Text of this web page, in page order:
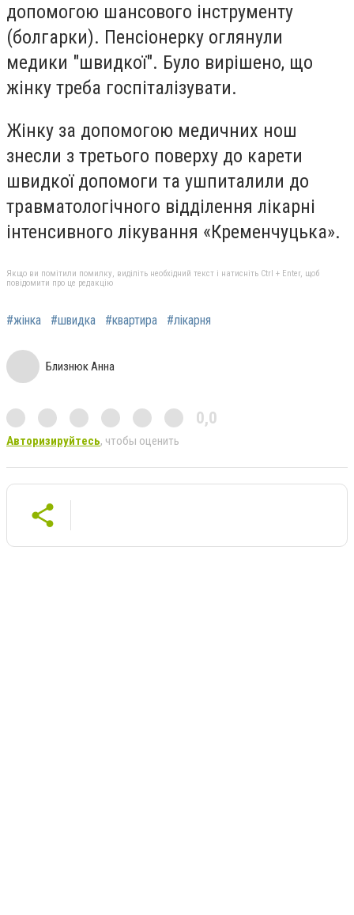
допомогою шансового інструменту
(болгарки). Пенсіонерку оглянули
медики "швидкої". Було вирішено, що
жінку треба госпіталізувати.
Жінку за допомогою медичних нош
знесли з третього поверху до карети
швидкої допомоги та ушпиталили до
травматологічного відділення лікарні
інтенсивного лікування «Кременчуцька».
Якщо ви помітили помилку, виділіть необхідний текст і натисніть Ctrl + Enter, щоб
повідомити про це редакцію
#жінка #швидка #квартира #лікарня
Близнюк Анна
0,0
Авторизируйтесь, чтобы оценить